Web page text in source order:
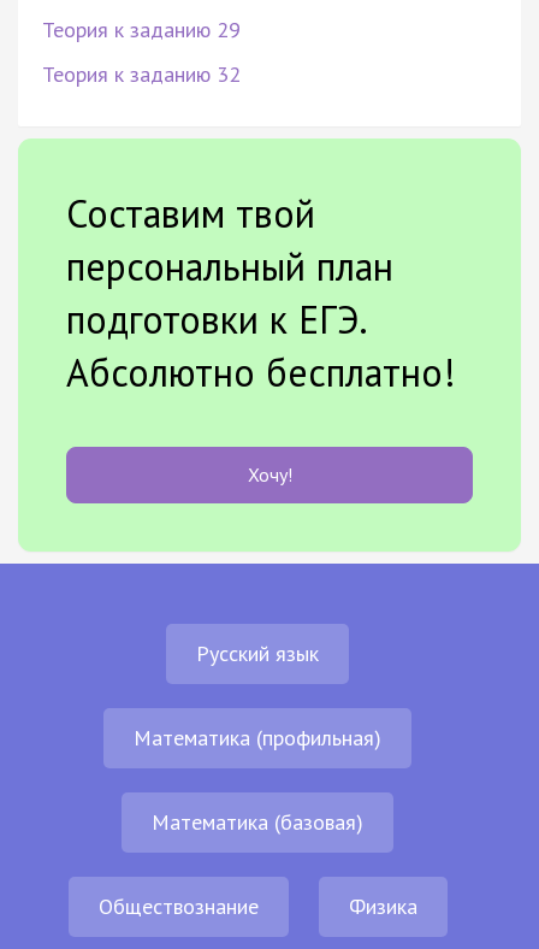
Теория к заданию 29
Теория к заданию 32
Составим твой
персональный план
подготовки к ЕГЭ.
Абсолютно бесплатно!
Хочу!
Русский язык
Математика (профильная)
Математика (базовая)
Обществознание Физика